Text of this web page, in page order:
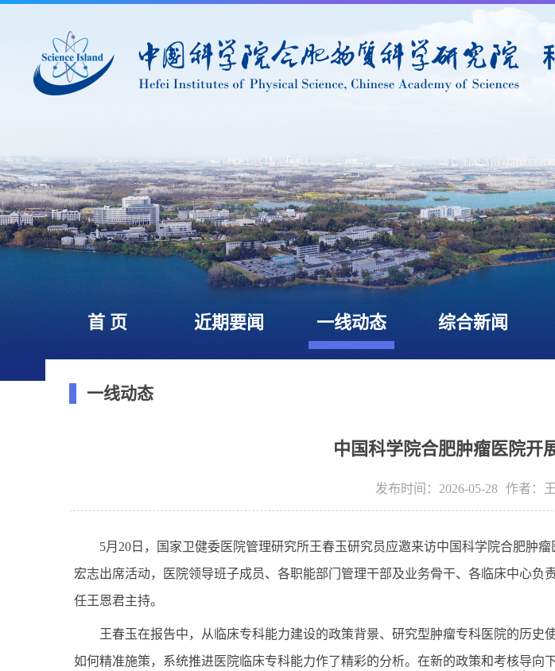
首 页 近期要闻 一线动态 综合新闻
一线动态
中国科学院合肥肿瘤医院开
发布时间：2026-05-28 作者：
5月20日，国家卫健委医院管理研究所王春玉研究员应邀来访中国科学院合肥肿
宏志出席活动，医院领导班子成员、各职能部门管理干部及业务骨干、各临床中心
任王恩君主持。
王春玉在报告中，从临床专科能力建设的政策背景、研究型肿瘤专科医院的历
如何精准施策，系统推进医院临床专科能力作了精彩的分析。在新的政策和考核导向